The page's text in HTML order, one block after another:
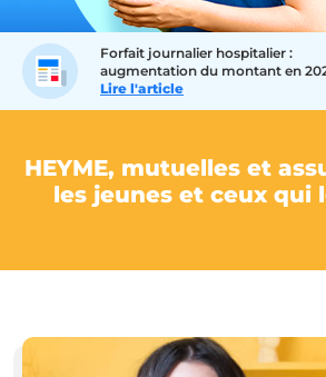
Forfait journalier hospitalier :
augmentation du montant en
Lire l'article
HEYME, mutuelles et
les jeunes et ceux qui